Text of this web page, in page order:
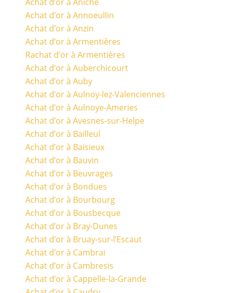
Achat d’or à Annoeullin
Achat d’or à Anzin
Achat d’or à Armentières
Rachat d’or à Armentières
Achat d’or à Auberchicourt
Achat d’or à Auby
Achat d’or à Aulnoy-lez-Valenciennes
Achat d’or à Aulnoye-Ameries
Achat d’or à Avesnes-sur-Helpe
Achat d’or à Bailleul
Achat d’or à Baisieux
Achat d’or à Bauvin
Achat d’or à Beuvrages
Achat d’or à Bondues
Achat d’or à Bourbourg
Achat d’or à Bousbecque
Achat d’or à Bray-Dunes
Achat d’or à Bruay-sur-l’Escaut
Achat d’or à Cambrai
Achat d’or à Cambresis
Achat d’or à Cappelle-la-Grande